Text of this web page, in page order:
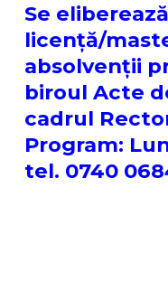
Se
licență/
absolvenții
biroul Acte
cadrul
Program:
tel. 0740